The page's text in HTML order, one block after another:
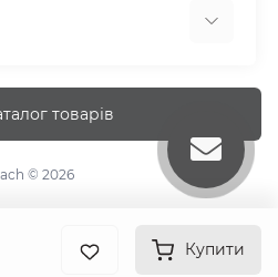
Купити
товарів
© 2026